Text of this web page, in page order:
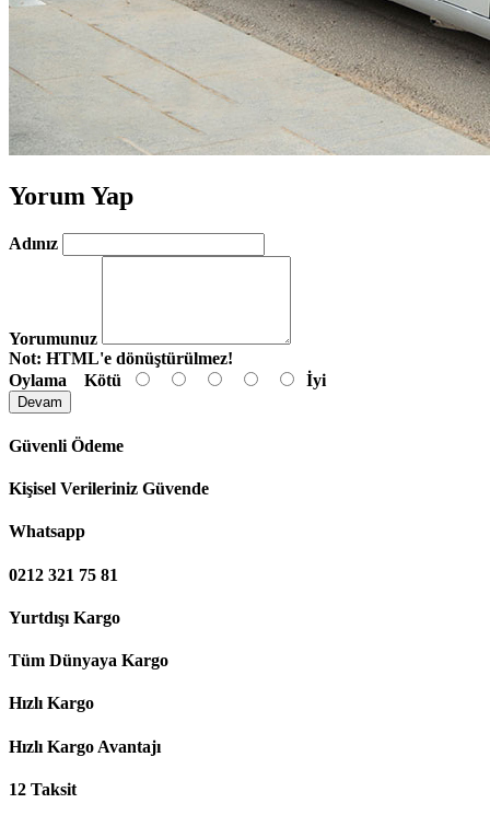
Yorum Yap
Adınız
Yorumunuz
Not: HTML'e dönüştürülmez!
Oylama Kötü İyi
Devam
Güvenli Ödeme
Kişisel Verileriniz Güvende
Whatsapp
0212 321 75 81
Yurtdışı Kargo
Tüm Dünyaya Kargo
Hızlı Kargo
Hızlı Kargo Avantajı
12 Taksit